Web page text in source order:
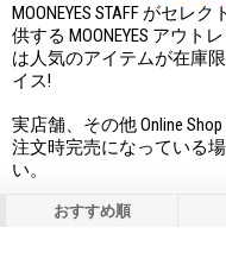
MOONEYES STAFF がセ
供する MOONEYES アウ
は人気のアイテムが在庫限
イス!
実店舗、その他 Online
注文時完売になっている
い。
おすすめ順